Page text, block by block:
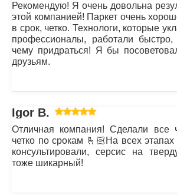
Рекомендую! Я очень довольна
этой компанией! Паркет очень
в срок, четко. Технологи, которые
профессионалы, работали
чему придраться! Я бы
друзьям.
Igor B.
Отличная компания! Сделали все
четко по срокам 🫰🏻На всех
консультировали, серсис на
тоже шикарный!